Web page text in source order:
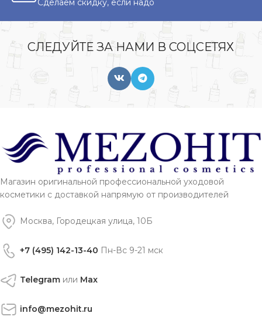
СЛЕДУЙТЕ ЗА НАМИ В СОЦСЕТЯХ
Магазин оригинальной профессиональной уходовой
косметики с доставкой напрямую от производителей
Москва, Городецкая улица, 10Б
+7 (495) 142-13-40 Пн-Вс 9-21 мск
Telegram или Max
info@mezohit.ru